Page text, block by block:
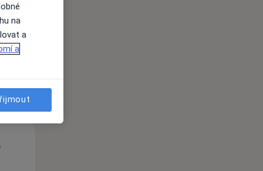
na
a
a